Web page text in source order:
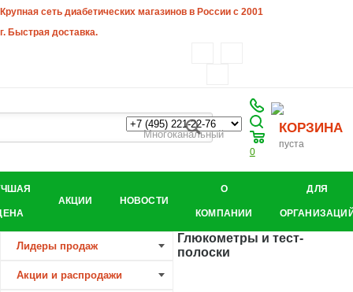
Крупная сеть диабетических магазинов в России с 2001
г. Быстрая доставка.
Многоканальный
0
КОРЗИНА
пуста
АКЦИИ НОВОСТИ
О
КОМПАНИИ
ДЛЯ
Лидеры продаж
Акции и распродажи
Глюкометры и тест-
полоски